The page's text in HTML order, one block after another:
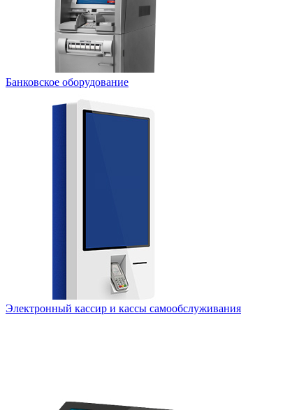
Банковское оборудование
Электронный кассир и кассы самообслуживания